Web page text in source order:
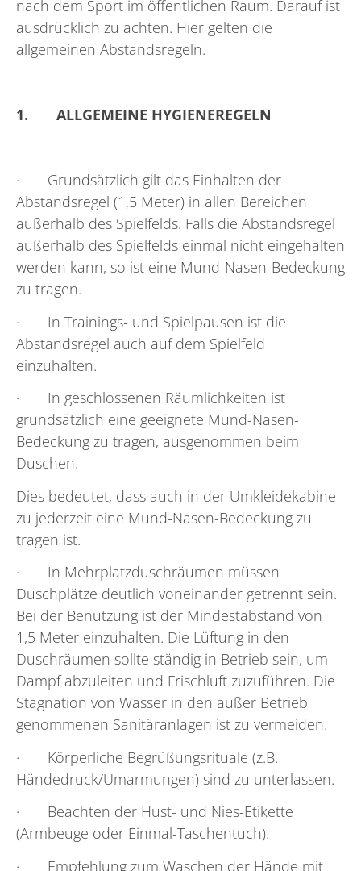
nach dem Sport im öffentlichen Raum. Darauf ist
ausdrücklich zu achten. Hier gelten die
allgemeinen Abstandsregeln.
1. ALLGEMEINE HYGIENEREGELN
· Grundsätzlich gilt das Einhalten der
Abstandsregel (1,5 Meter) in allen Bereichen
außerhalb des Spielfelds. Falls die Abstandsregel
außerhalb des Spielfelds einmal nicht eingehalten
werden kann, so ist eine Mund-Nasen-Bedeckung
zu tragen.
· In Trainings- und Spielpausen ist die
Abstandsregel auch auf dem Spielfeld
einzuhalten.
· In geschlossenen Räumlichkeiten ist
grundsätzlich eine geeignete Mund-Nasen-
Bedeckung zu tragen, ausgenommen beim
Duschen.
Dies bedeutet, dass auch in der Umkleidekabine
zu jederzeit eine Mund-Nasen-Bedeckung zu
tragen ist.
· In Mehrplatzduschräumen müssen
Duschplätze deutlich voneinander getrennt sein.
Bei der Benutzung ist der Mindestabstand von
1,5 Meter einzuhalten. Die Lüftung in den
Duschräumen sollte ständig in Betrieb sein, um
Dampf abzuleiten und Frischluft zuzuführen. Die
Stagnation von Wasser in den außer Betrieb
genommenen Sanitäranlagen ist zu vermeiden.
· Körperliche Begrüßungsrituale (z.B.
Händedruck/Umarmungen) sind zu unterlassen.
· Beachten der Hust- und Nies-Etikette
(Armbeuge oder Einmal-Taschentuch).
· Empfehlung zum Waschen der Hände mit